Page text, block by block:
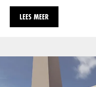
LEES MEER